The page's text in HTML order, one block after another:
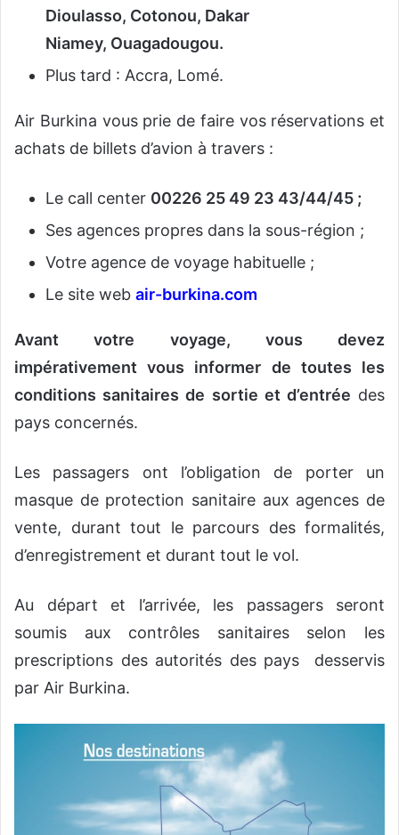
Dioulasso, Cotonou, Dakar
Niamey, Ouagadougou.
Plus tard : Accra, Lomé.
Air Burkina vous prie de faire vos réservations et
achats de billets d’avion à travers :
Le call center 00226 25 49 23 43/44/45 ;
Ses agences propres dans la sous-région ;
Votre agence de voyage habituelle ;
Le site web air-burkina.com
Avant votre voyage, vous devez
impérativement vous informer de toutes les
conditions sanitaires de sortie et d’entrée des
pays concernés.
Les passagers ont l’obligation de porter un
masque de protection sanitaire aux agences de
vente, durant tout le parcours des formalités,
d’enregistrement et durant tout le vol.
Au départ et l’arrivée, les passagers seront
soumis aux contrôles sanitaires selon les
prescriptions des autorités des pays desservis
par Air Burkina.